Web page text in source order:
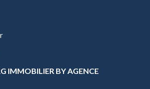
IMMOBILIER BY AGENCE